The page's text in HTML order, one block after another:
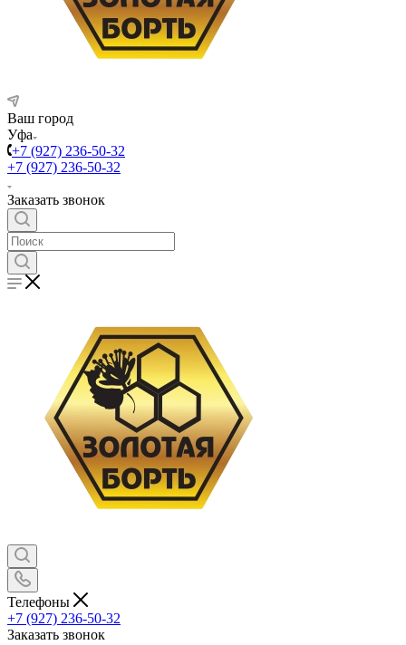
Ваш город
Уфа
+7 (927) 236-50-32
+7 (927) 236-50-32
Заказать звонок
Телефоны
+7 (927) 236-50-32
Заказать звонок